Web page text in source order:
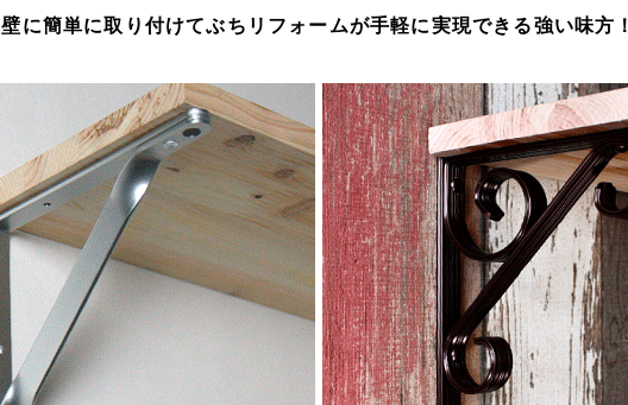
壁に簡単に取り付けてぶちリフォームが手軽に実現できる強い味方！